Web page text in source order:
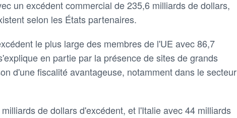
un excédent commercial de 235,6 milliards de dollars,
selon les États partenaires.
le plus large des membres de l'UE avec 86,7
en partie par la présence de sites de grands
d'une fiscalité avantageuse, notamment dans le secteur
de dollars d'excédent, et l'Italie avec 44 milliards